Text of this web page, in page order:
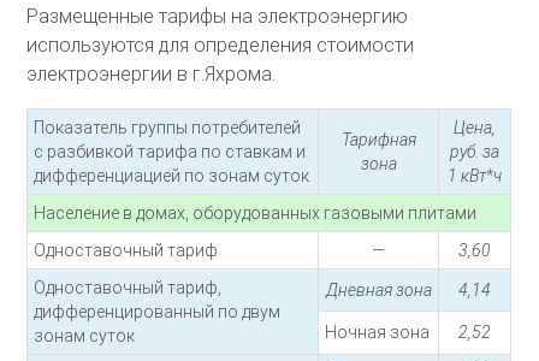
Размещенные тарифы на электроэнергию
используются для определения стоимости
электроэнергии в г.Яхрома.
Показатель группы потребителей
с разбивкой тарифа по ставкам и
дифференциацией по зонам суток
Тарифная
зона
Цена,
руб. за
1 кВт*ч
Население в домах, оборудованных газовыми плитами
Одноставочный тариф
—
3,60
Одноставочный тариф,
дифференцированный по двум
зонам суток
Дневная зона 4,14
Ночная зона 2,52